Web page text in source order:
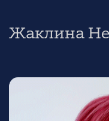
Жаклина